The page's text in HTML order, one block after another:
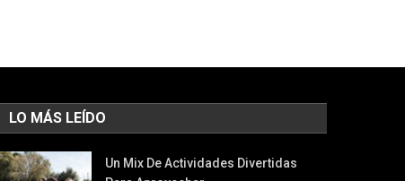
LO MÁS LEÍDO
Un Mix De Actividades Divertidas